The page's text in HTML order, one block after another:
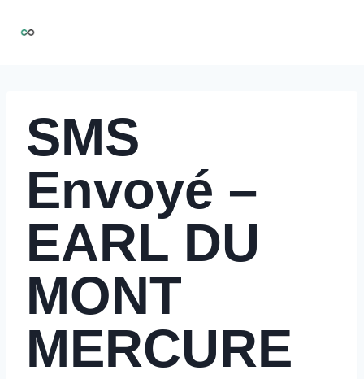
SMS
Envoyé –
EARL DU
MONT
MERCURE